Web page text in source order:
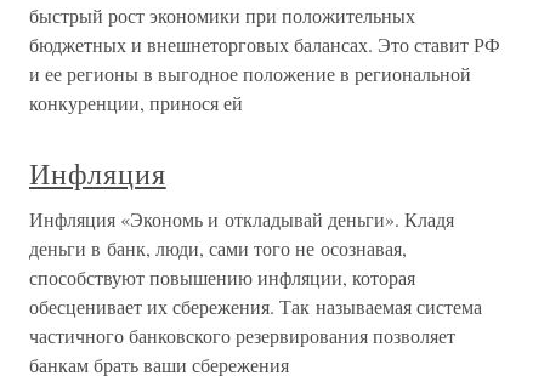
быстрый рост экономики при положительных
бюджетных и внешнеторговых балансах. Это ставит РФ
и ее регионы в выгодное положение в региональной
конкуренции, принося ей
Инфляция
Инфляция «Экономь и откладывай деньги». Кладя
деньги в банк, люди, сами того не осознавая,
способствуют повышению инфляции, которая
обесценивает их сбережения. Так называемая система
частичного банковского резервирования позволяет
банкам брать ваши сбережения